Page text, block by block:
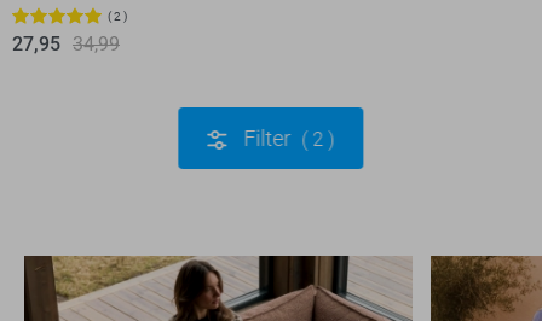
2
27,95 34,99
Filter 2